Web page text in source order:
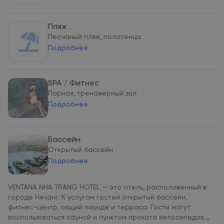
Пляж
Песчаный пляж, полотенца
Подробнее
SPA / Фитнес
Парная, тренажерный зал
Подробнее
Бассейн
Открытый бассейн
Подробнее
VENTANA NHA TRANG HOTEL — это отель, расположенный в
городе Нячанг. К услугам гостей открытый бассейн,
фитнес-центр, общий лаундж и терраса. Гости могут
воспользоваться сауной и пунктом проката велосипедов.